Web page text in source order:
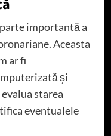
importantă a
Aceasta
ar fi
și
starea
eventualele